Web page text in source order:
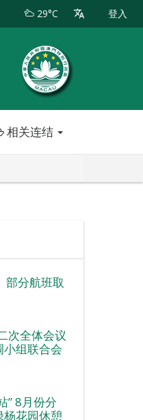
29°C 登入
相关连结
部分航班取
次全体会议
组联合会
” 8月份分
花园休憩